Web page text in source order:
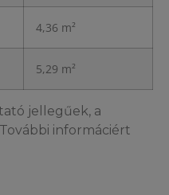
4,36 m²
5,29 m²
jellegűek, a
informáciért